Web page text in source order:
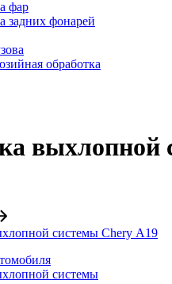
фар
задних фонарей
обработка
системы Chery А19
системы